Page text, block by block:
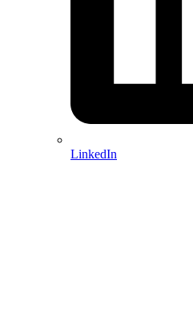
LinkedIn